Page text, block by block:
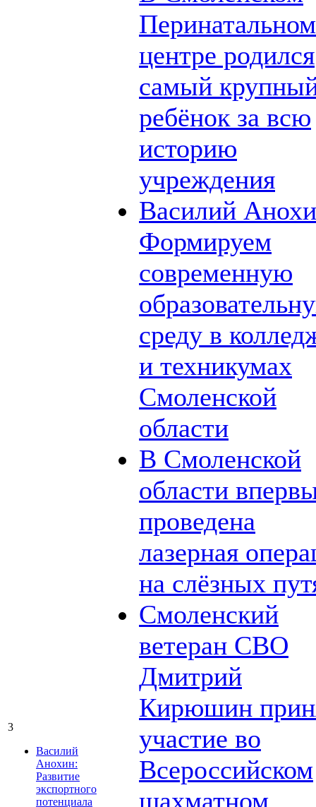
3
Василий
Анохин:
Развитие
экспортного
потенциала
Перинатальном
центре родился
самый
ребёнок за всю
историю
учреждения
Василий
Формируем
современную
среду в
и техникумах
Смоленской
области
В Смоленской
области
проведена
лазерная
на слёзных
Смоленский
ветеран СВО
Дмитрий
Кирюшин
участие во
Всероссийском
шахматном